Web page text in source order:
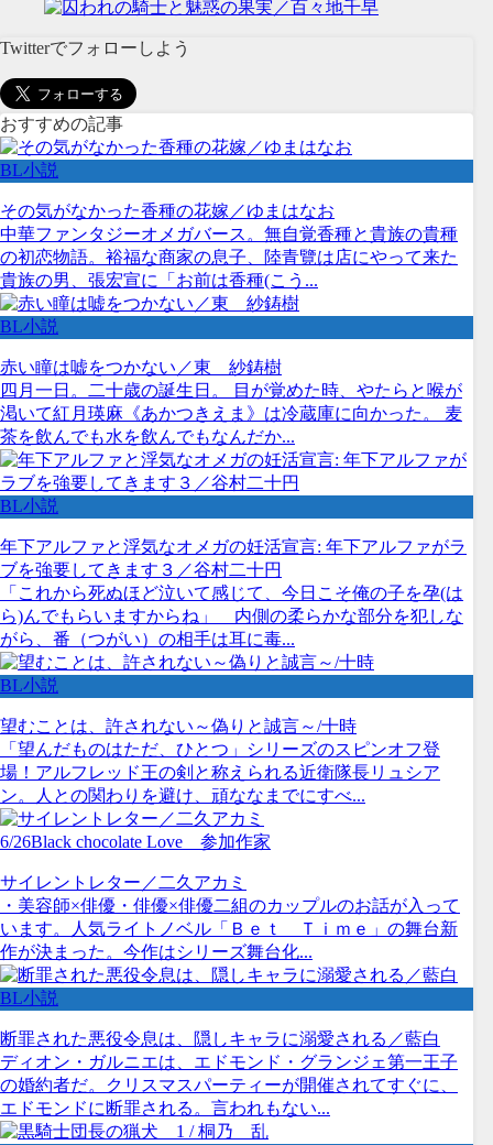
Twitterでフォローしよう
おすすめの記事
BL小説
その気がなかった香種の花嫁／ゆまはなお
中華ファンタジーオメガバース。無自覚香種と貴族の貴種
の初恋物語。裕福な商家の息子、陸青覽は店にやって来た
貴族の男、張宏宣に「お前は香種(こう...
BL小説
赤い瞳は嘘をつかない／東 紗鋳樹
四月一日。二十歳の誕生日。 目が覚めた時、やたらと喉が
渇いて紅月瑛麻《あかつきえま》は冷蔵庫に向かった。 麦
茶を飲んでも水を飲んでもなんだか...
BL小説
年下アルファと浮気なオメガの妊活宣言: 年下アルファがラ
ブを強要してきます３／谷村二十円
「これから死ぬほど泣いて感じて、今日こそ俺の子を孕(は
ら)んでもらいますからね」 内側の柔らかな部分を犯しな
がら、番（つがい）の相手は耳に毒...
BL小説
望むことは、許されない～偽りと誠言～/十時
「望んだものはただ、ひとつ」シリーズのスピンオフ登
場！アルフレッド王の剣と称えられる近衛隊長リュシア
ン。人との関わりを避け、頑ななまでにすべ...
6/26Black chocolate Love 参加作家
サイレントレター／二久アカミ
・美容師×俳優・俳優×俳優二組のカップルのお話が入って
います。人気ライトノベル「Ｂｅｔ Ｔｉｍｅ」の舞台新
作が決まった。今作はシリーズ舞台化...
BL小説
断罪された悪役令息は、隠しキャラに溺愛される／藍白
ディオン・ガルニエは、エドモンド・グランジェ第一王子
の婚約者だ。クリスマスパーティーが開催されてすぐに、
エドモンドに断罪される。言われもない...